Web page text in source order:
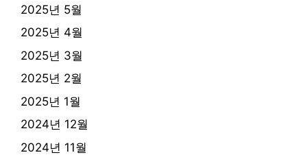
2025년 5월
2025년 4월
2025년 3월
2025년 2월
2025년 1월
2024년 12월
2024년 11월